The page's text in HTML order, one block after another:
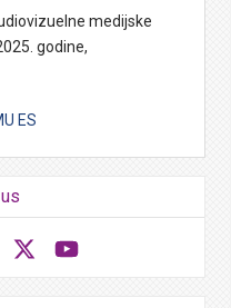
medijske
godine,
ES
LinkedIn